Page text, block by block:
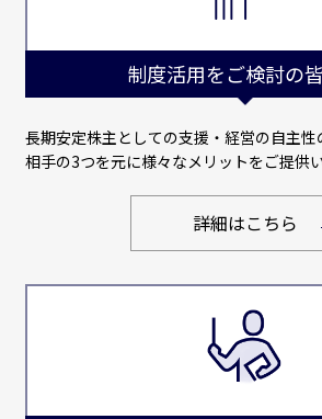
制度活用をご検討の
長期安定株主としての支援・経営の自主
相手の3つを元に様々なメリットをご提供い
詳細はこちら